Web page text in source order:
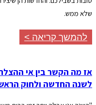
שלא ממש.
להמשך קריאה >
אז מה הקשר בין אי
לשנה החדשה ולחוק